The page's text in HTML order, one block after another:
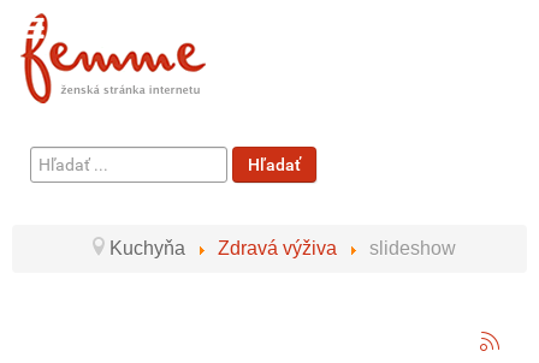
Hľadať
...
Hľadať
Kuchyňa Zdravá výživa slideshow